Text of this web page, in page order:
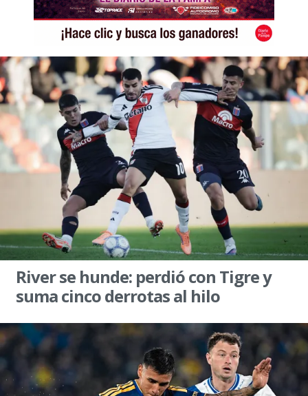
River se hunde: perdió con Tigre y
suma cinco derrotas al hilo